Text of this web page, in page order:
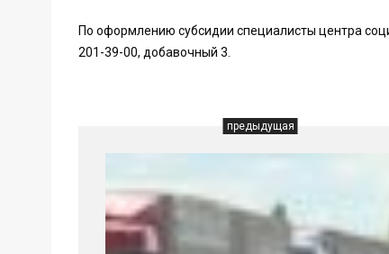
По оформлению субсидии специалисты центра
201-39-00, добавочный 3.
предыдущая